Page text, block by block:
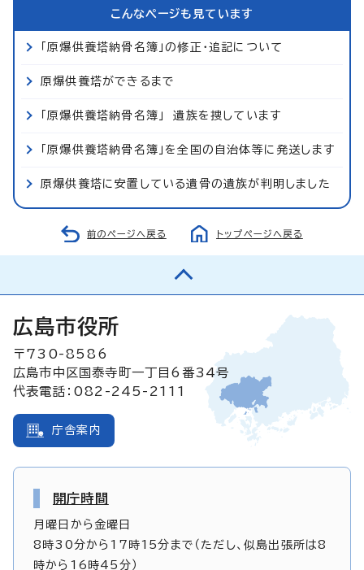
こんなページも見ています
「原爆供養塔納骨名簿」の修正・追記について
原爆供養塔ができるまで
「原爆供養塔納骨名簿」 遺族を捜しています
「原爆供養塔納骨名簿」を全国の自治体等に発送します
原爆供養塔に安置している遺骨の遺族が判明しました
前のページへ戻る トップページへ戻る
広島市役所
〒730-8586
広島市中区国泰寺町一丁目6番34号
代表電話：082-245-2111
庁舎案内
開庁時間
月曜日から金曜日
8時30分から17時15分まで（ただし、似島出張所は8
時から16時45分）